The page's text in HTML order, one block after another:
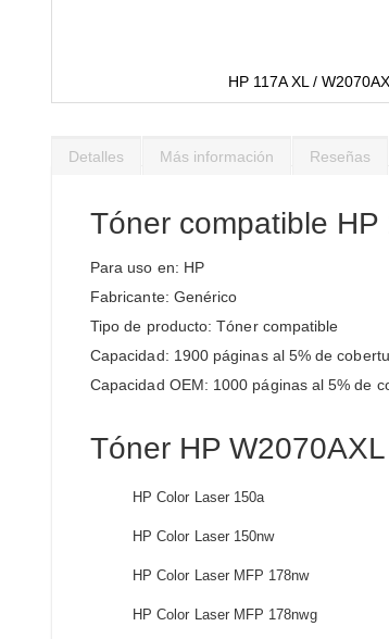
HP 117A XL /
comienzo
imágenes
Detalles
Tóner compatible
Para uso en: HP
Fabricante: Genérico
Tipo de producto: Tóner compatible
Capacidad: 1900 páginas al 5% de
Capacidad OEM: 1000 páginas al 5% de
Tóner HP
HP Color Laser 150a
HP Color Laser 150nw
HP Color Laser MFP 178nw
HP Color Laser MFP 178nwg
Más información Reseñas